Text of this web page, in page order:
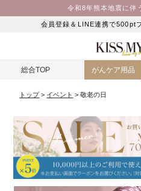
令和8年熊本地震に伴
会員登録＆LINE連携で500pt
総合TOP がんケア用品
トップ イベント 敬老の日